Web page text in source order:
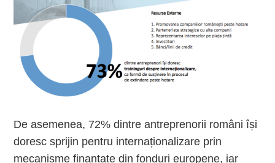
De asemenea, 72% dintre antreprenorii români își
doresc sprijin pentru internaționalizare prin
mecanisme finanțate din fonduri europene, iar